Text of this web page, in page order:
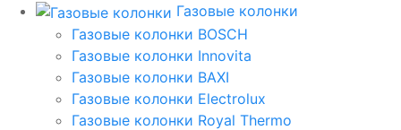
Газовые колонки
Газовые колонки BOSCH
Газовые колонки Innovita
Газовые колонки BAXI
Газовые колонки Electrolux
Газовые колонки Royal Thermo